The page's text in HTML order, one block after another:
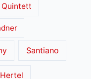
Quintett
Santiano